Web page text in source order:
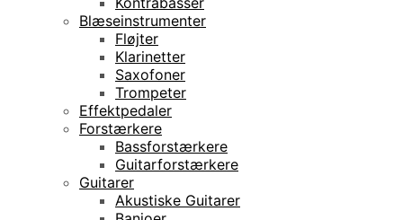
Blæseinstrumenter
Fløjter
Klarinetter
Saxofoner
Trompeter
Effektpedaler
Forstærkere
Bassforstærkere
Guitarforstærkere
Guitarer
Akustiske Guitarer